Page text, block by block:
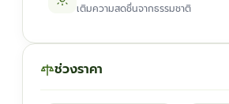
เติมความสดชื่นจากธรรมชาติ
ช่วงราคา